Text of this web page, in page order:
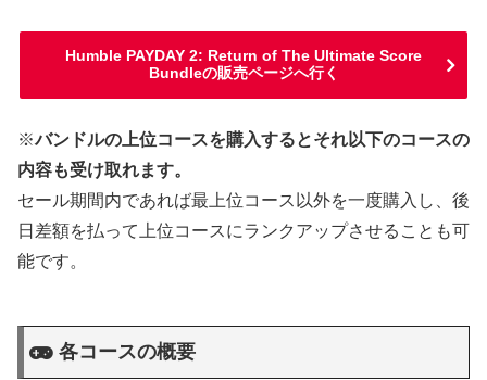
Humble PAYDAY 2: Return of The Ultimate Score
Bundleの販売ページへ行く
※バンドルの上位コースを購入するとそれ以下のコースの
内容も受け取れます。
セール期間内であれば最上位コース以外を一度購入し、後
日差額を払って上位コースにランクアップさせることも可
能です。
各コースの概要